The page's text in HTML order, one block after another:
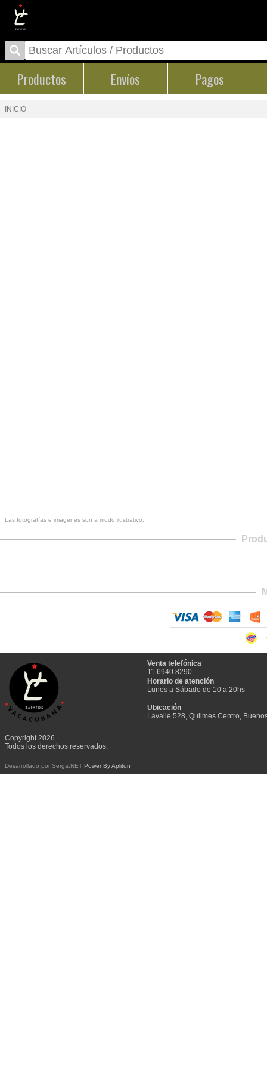
Productos Envíos Pagos
INICIO
Las fotografías e imagenes son a modo ilustrativo.
Copyright 2026
Todos los derechos reservados.
Desarrollado por Serga.NET Power By Apliton
Venta telefónica
11 6940.8290
Horario de atención
Lunes a Sábado de 10 a 20hs
Ubicación
Lavalle 528, Quilmes Centro,